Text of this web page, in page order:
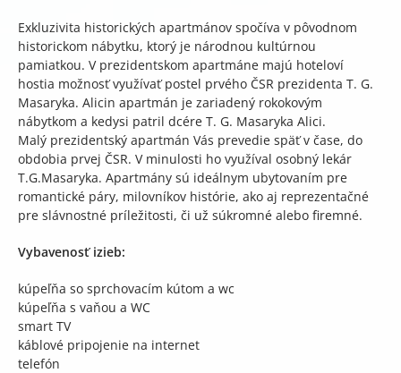
Exkluzivita historických apartmánov spočíva v pôvodnom
historickom nábytku, ktorý je národnou kultúrnou
pamiatkou. V prezidentskom apartmáne majú hoteloví
hostia možnosť využívať postel prvého ČSR prezidenta T. G.
Masaryka. Alicin apartmán je zariadený rokokovým
nábytkom a kedysi patril dcére T. G. Masaryka Alici.
Malý prezidentský apartmán Vás prevedie späť v čase, do
obdobia prvej ČSR. V minulosti ho využíval osobný lekár
T.G.Masaryka. Apartmány sú ideálnym ubytovaním pre
romantické páry, milovníkov histórie, ako aj reprezentačné
pre slávnostné príležitosti, či už súkromné alebo firemné.
Vybavenosť izieb:
kúpeľňa so sprchovacím kútom a wc
kúpeľňa s vaňou a WC
smart TV
káblové pripojenie na internet
telefón